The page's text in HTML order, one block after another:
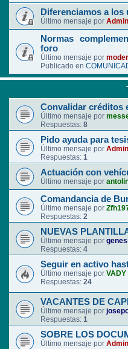
Diferenciamos a los
Último mensaje por
Normas
foro
Último mensaje por
Publicado en
Convalidar créditos
Último mensaje por
Respuestas: 8
Pido ayuda para
Último mensaje por
Respuestas: 1
Actuación con
Último mensaje por
Comandancia de
Último mensaje por
Respuestas: 2
NUEVAS
Último mensaje por
Respuestas: 4
Seguir en activo
Último mensaje por VADY
Respuestas: 24
VACANTES DE
Último mensaje por
Respuestas: 1
SOBRE LOS
Último mensaje por